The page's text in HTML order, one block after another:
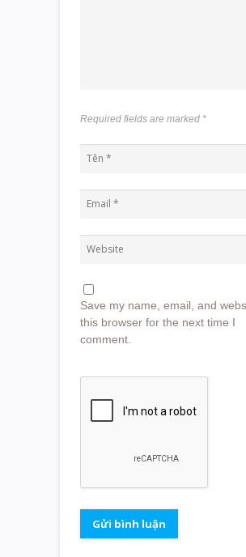
Required fields are marked *
Save my name, email, and
this browser for the next time I
comment.